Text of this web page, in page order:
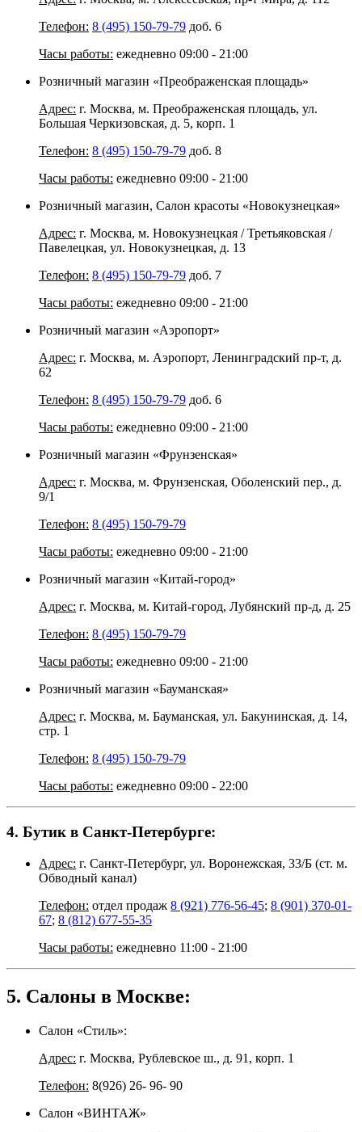
Телефон: 8 (495) 150-79-79 доб. 6
Часы работы: ежедневно 09:00 - 21:00
Розничный магазин «Преображенская площадь»
Адрес: г. Москва, м. Преображенская площадь, ул.
Большая Черкизовская, д. 5, корп. 1
Телефон: 8 (495) 150-79-79 доб. 8
Часы работы: ежедневно 09:00 - 21:00
Розничный магазин, Салон красоты «Новокузнецкая»
Адрес: г. Москва, м. Новокузнецкая / Третьяковская /
Павелецкая, ул. Новокузнецкая, д. 13
Телефон: 8 (495) 150-79-79 доб. 7
Часы работы: ежедневно 09:00 - 21:00
Розничный магазин «Аэропорт»
Адрес: г. Москва, м. Аэропорт, Ленинградский пр-т, д.
62
Телефон: 8 (495) 150-79-79 доб. 6
Часы работы: ежедневно 09:00 - 21:00
Розничный магазин «Фрунзенская»
Адрес: г. Москва, м. Фрунзенская, Оболенский пер., д.
9/1
Телефон: 8 (495) 150-79-79
Часы работы: ежедневно 09:00 - 21:00
Розничный магазин «Китай-город»
Адрес: г. Москва, м. Китай-город, Лубянский пр-д, д. 25
Телефон: 8 (495) 150-79-79
Часы работы: ежедневно 09:00 - 21:00
Розничный магазин «Бауманская»
Адрес: г. Москва, м. Бауманская, ул. Бакунинская, д. 14,
стр. 1
Телефон: 8 (495) 150-79-79
Часы работы: ежедневно 09:00 - 22:00
4. Бутик в Санкт-Петербурге:
Адрес: г. Санкт-Петербург, ул. Воронежская, 33/Б (ст. м.
Обводный канал)
Телефон: отдел продаж 8 (921) 776-56-45; 8 (901) 370-01-
67; 8 (812) 677-55-35
Часы работы: ежедневно 11:00 - 21:00
5. Салоны в Москве:
Салон «Стиль»:
Адрес: г. Москва, Рублевское ш., д. 91, корп. 1
Телефон: 8(926) 26- 96- 90
Салон «ВИНТАЖ»